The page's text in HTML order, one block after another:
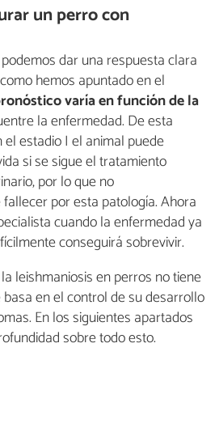
un perro con
dar una respuesta clara
hemos apuntado en el
varía en función de la
la enfermedad. De esta
estadio I el animal puede
si se sigue el tratamiento
por lo que no
por esta patología. Ahora
cuando la enfermedad ya
conseguirá sobrevivir.
leishmaniosis en perros no tiene
en el control de su desarrollo
En los siguientes apartados
sobre todo esto.